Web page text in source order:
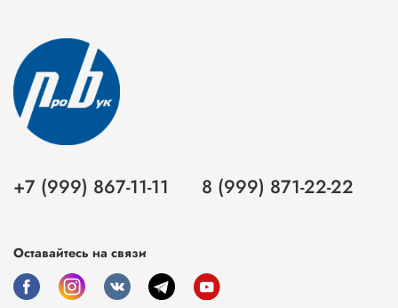
+7 (999) 867-11-11 8 (999) 871-22-22
Оставайтесь на связи